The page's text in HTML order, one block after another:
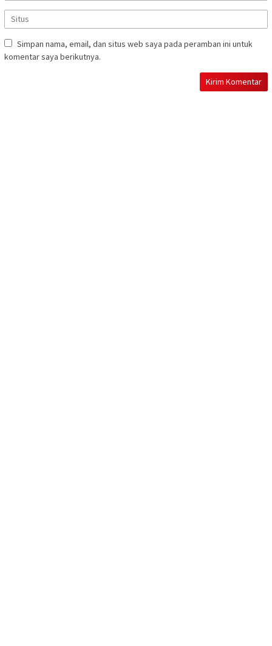
Simpan nama, email, dan situs web saya pada peramban ini untuk
komentar saya berikutnya.